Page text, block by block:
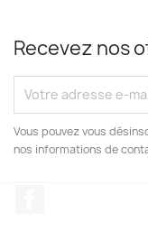
Recevez nos
Vous pouvez vous
nos informations de